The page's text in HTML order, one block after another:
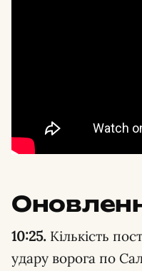
10:25. Кількість
удару ворога по